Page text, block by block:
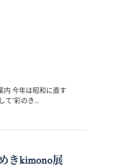
内 今年は昭和に直す
て”彩のき...
きkimono展